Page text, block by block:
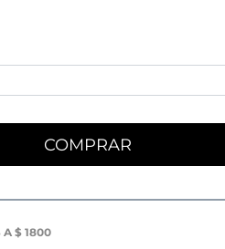
COMPRAR
A $ 1800